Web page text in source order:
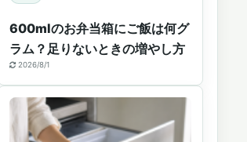
600mlのお弁当箱にご飯は何グ
ラム？足りないときの増やし方
2026/8/1